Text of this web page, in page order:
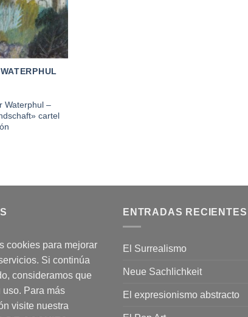
Waterphul –
cartel
cookies para mejorar
Si continúa
consideramos que
uso. Para más
visite nuestra
ENTRADAS RECIENTES
El Surrealismo
Neue Sachlichkeit
El expresionismo abstracto